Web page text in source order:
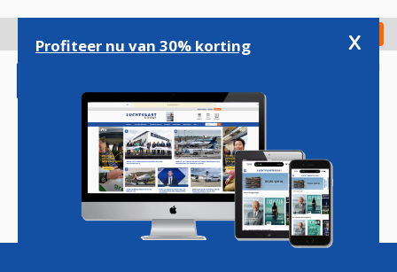
gaan
Check in
Magazine Podcasts Vacatures
Profiteer nu van 30% korting x